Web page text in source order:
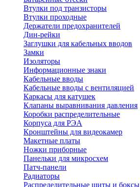
Втулки под транзисторы
Втулки проходные
Держатели предохранителей
Дин-рейки
Заглушки для кабельных вводов
Замки
Изоляторы
Информационные знаки
Кабельные вводы
Кабельные вводы с вентиляцией
Каркасы для катушек
Клапаны выравнивания давления
Коробки распределительные
Корпуса для РЭА
Кронштейны для видеокамер
Макетные платы
Ножки приборные
Панельки для микросхем
Патч-панели
Радиаторы
Распределительные щиты и боксы